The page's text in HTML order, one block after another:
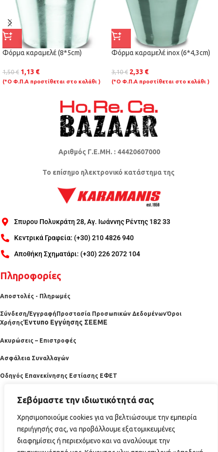
Σεβόμαστε την ιδιωτικότητά σας
Χρησιμοποιούμε cookies για να βελτιώσουμε την εμπειρία
περιήγησής σας, να προβάλλουμε εξατομικευμένες
διαφημίσεις ή περιεχόμενο και να αναλύουμε την
Φόρμα καραμελέ (8*5cm)
1,50€ 1,13 €
(*Ο Φ.Π.Α προστίθεται στο καλάθι )
Φόρμα καραμελέ inox (6*4,3cm)
3,10€ 2,33 €
(*Ο Φ.Π.Α προστίθεται στο καλάθι )
Αριθμός Γ.Ε.ΜΗ. : 44420607000
Το επίσημο ηλεκτρονικό κατάστημα της
Σπυρου Πολυκράτη 28, Αγ. Ιωάννης Ρέντης 182 33
Κεντρικά Γραφεία: (+30) 210 4826 940
Αποθήκη Σχηματάρι: (+30) 226 2072 104
Πληροφορίες
Αποστολές - Πληρωμές
Σύνδεση/Εγγραφή Προστασία Προσωπικών ΔεδομένωνΌροι
ΧρήσηςΈντυπο Εγγύησης ΣΕΕΜΕ
Ακυρώσεις – Επιστροφές
Ασφάλεια Συναλλαγών
Οδηγός Επανεκίνησης Εστίασης ΕΦΕΤ